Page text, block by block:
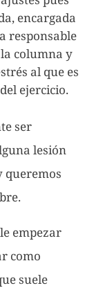
encargada
responsable
columna y
al que es
ejercicio.
ser
lesión
queremos
empezar
como
suele